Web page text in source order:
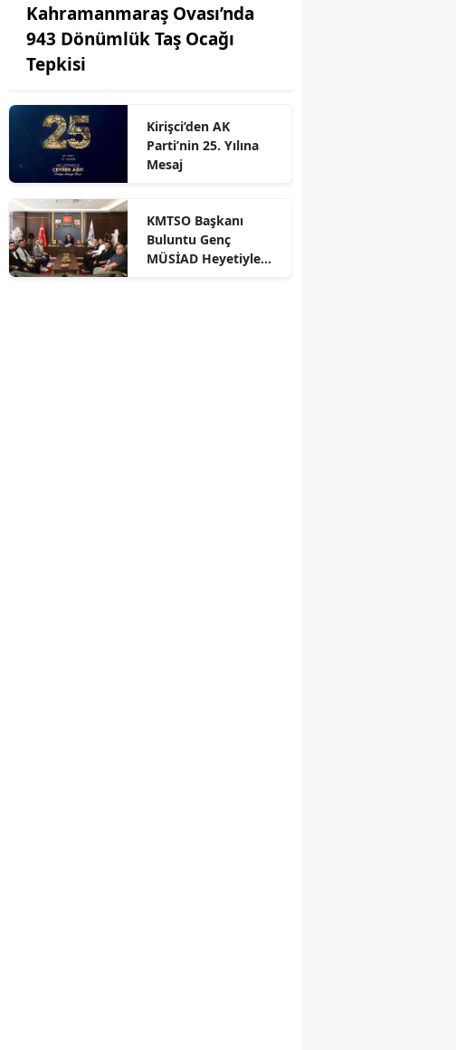
Gönder
Kahramanmaraş Ovası’nda
943 Dönümlük Taş Ocağı
Tepkisi
Kirişci’den AK
Parti’nin 25. Yılına
Mesaj
KMTSO Başkanı
Buluntu Genç
MÜSİAD Heyetiyle